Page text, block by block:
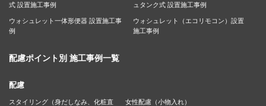
式 設置施工事例
ュタンク式 設置施工事例
ウォシュレット一体形便器 設置施工事
例
ウォシュレット（エコリモコン）設置
施工事例
配慮ポイント別 施工事例一覧
配慮
スタイリング（身だしなみ、化粧直
女性配慮（小物入れ）